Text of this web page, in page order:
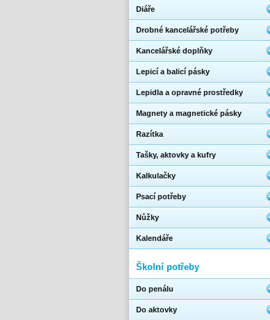
Diáře
Drobné kancelářské potřeby
Kancelářské doplňky
Lepicí a balicí pásky
Lepidla a opravné prostředky
Magnety a magnetické pásky
Razítka
Tašky, aktovky a kufry
Kalkulačky
Psací potřeby
Nůžky
Kalendáře
Školní potřeby
Do penálu
Do aktovky